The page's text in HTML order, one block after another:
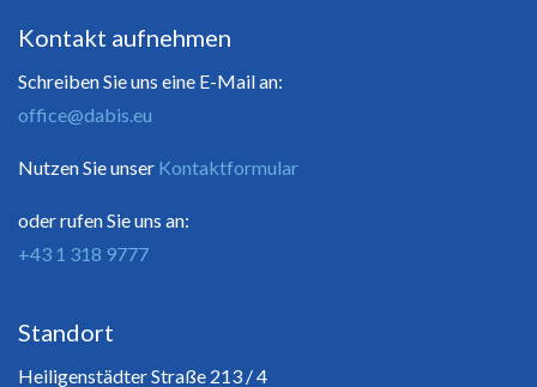
Kontakt aufnehmen
Schreiben Sie uns eine E-Mail an:
office@dabis.eu
Nutzen Sie unser Kontaktformular
oder rufen Sie uns an:
+43 1 318 9777
Standort
Heiligenstädter Straße 213 / 4